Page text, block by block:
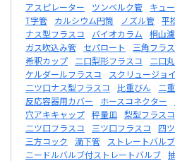
アスピレーター
ツンベルク管 キュ
T字管
カルシウム円筒 ノズル管 平
ナス型フラスコ
バイオカラム 桐山
ガス吹込み管
セパロート 三角フラ
希釈カップ
二口梨形フラスコ 二口
ケルダールフラスコ
スクリュージョ
二ツ口ナス型フラスコ
比重びん
二
反応容器用カバー
ホースコネクター
穴アキキャップ 秤量皿 梨型フラスコ
二ツ口フラスコ
三ツ口フラスコ 四
三方コック
滴下管
ストレートバルブ
ニードルバルブ付ストレートバルブ